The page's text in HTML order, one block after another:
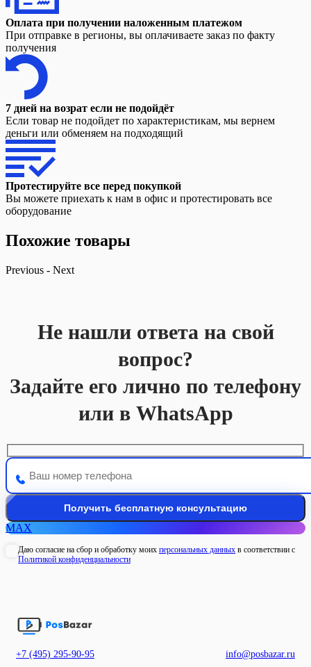
Оплата при получении наложенным платежом
При отправке в регионы, вы оплачиваете заказ по факту
получения
7 дней на возрат если не подойдёт
Если товар не подойдет по характеристикам, мы вернем
деньги или обменяем на подходящий
Протестируйте все перед покупкой
Вы можете приехать к нам в офис и протестировать все
оборудование
Похожие товары
Previous - Next
Не нашли ответа на свой
вопрос?
Задайте его лично по телефону
или в WhatsApp
MAX
Даю согласие на сбор и обработку моих персональных данных в соответствии с
Политикой конфиденциальности
+7 (495) 295-90-95
info@posbazar.ru